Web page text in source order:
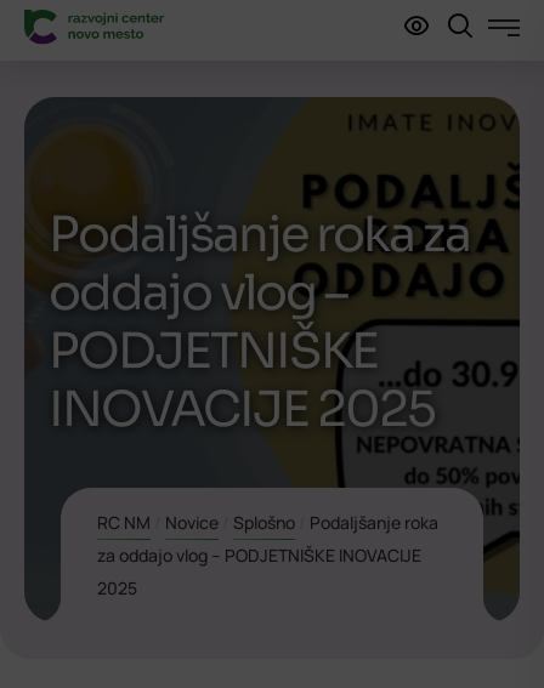
Podaljšanje roka za
oddajo vlog –
PODJETNIŠKE
INOVACIJE 2025
RC NM Novice Splošno
Podaljšanje roka
za oddajo vlog – PODJETNIŠKE INOVACIJE
2025